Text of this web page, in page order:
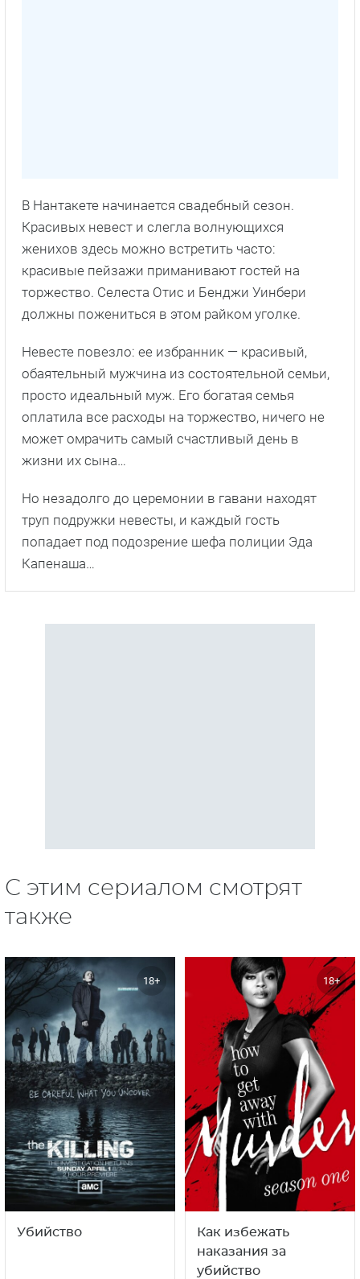
В Нантакете начинается свадебный сезон.
Красивых невест и слегла волнующихся
женихов здесь можно встретить часто:
красивые пейзажи приманивают гостей на
торжество. Селеста Отис и Бенджи Уинбери
должны пожениться в этом райком уголке.
Невесте повезло: ее избранник — красивый,
обаятельный мужчина из состоятельной семьи,
просто идеальный муж. Его богатая семья
оплатила все расходы на торжество, ничего не
может омрачить самый счастливый день в
жизни их сына…
Но незадолго до церемонии в гавани находят
труп подружки невесты, и каждый гость
попадает под подозрение шефа полиции Эда
Капенаша…
С этим сериалом смотрят
также
18+
Убийство
18+
Как избежать
наказания за
убийство